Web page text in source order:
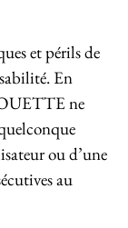
et périls de
En
ne
ou d’une
au